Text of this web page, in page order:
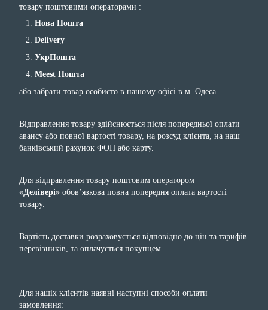
товару поштовими операторами :
Нова Пошта
Delivery
УкрПошта
Meest Пошта
або забрати товар особисто в нашому офісі в м. Одеса.
Відправлення товару здійснюється після попередньої оплати
авансу або повної вартості товару, на розсуд клієнта, на наш
банківський рахунок ФОП або карту.
Для відправлення товару поштовим оператором
«Делівері» обов’язкова повна попередня оплата вартості
товару.
Вартість доставки розраховується відповідно до цін та тарифів
перевізників, та оплачується покупцем.
Для нашіх клієнтів наявні наступні способи оплати
замовлення: